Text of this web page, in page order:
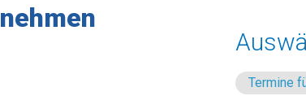
Termine